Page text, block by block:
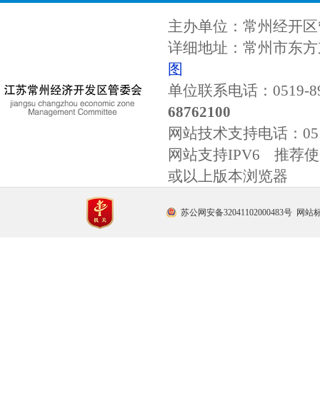
主办单位：常州经开
详细地址：常州市东
图
单位联系电话：0519-
68762100
网站技术支持电话：
网站支持IPV6 推荐使
或以上版本浏览器
苏公网安备32041102000483号 网站